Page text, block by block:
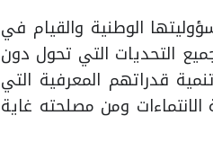
الوطنية والقيام في
التحديات التي تحول دون
قدراتهم المعرفية التي
ومن مصلحته غاية